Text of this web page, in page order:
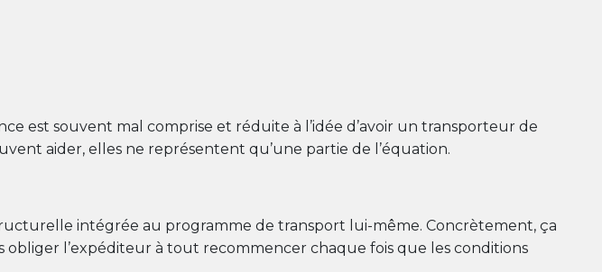
est souvent mal comprise et réduite à l’idée d’avoir un transporteur de
aider, elles ne représentent qu’une partie de l’équation.
intégrée au programme de transport lui-même. Concrètement, ça
l’expéditeur à tout recommencer chaque fois que les conditions